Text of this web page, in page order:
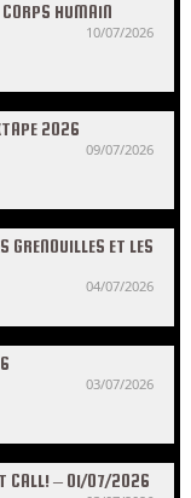
HUMAIN
10/07/2026
2026
09/07/2026
ET LES
04/07/2026
03/07/2026
CALL! – 01/07/2026